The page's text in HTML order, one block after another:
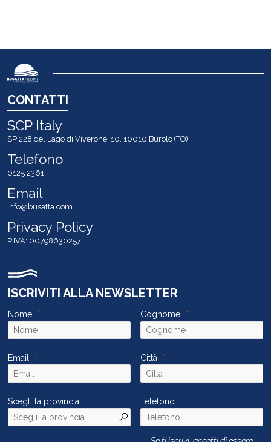
CONTATTI
SCP Italy
SP 228 del Lago di Viverone, 10, 10010 Burolo (TO)
Telefono
0125 2361
Email
info@busatta.com
Privacy Policy
P.IVA: 00798630257
ISCRIVITI ALLA NEWSLETTER
Nome Cognome
Email Città
Scegli la provincia Telefono